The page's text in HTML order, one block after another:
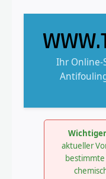
Ihr Online-
aktueller